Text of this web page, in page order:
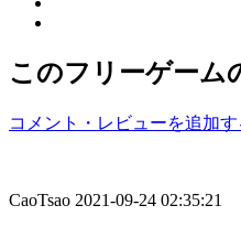
このフリーゲーム
コメント・レビューを追加す
CaoTsao 2021-09-24 02:35:21